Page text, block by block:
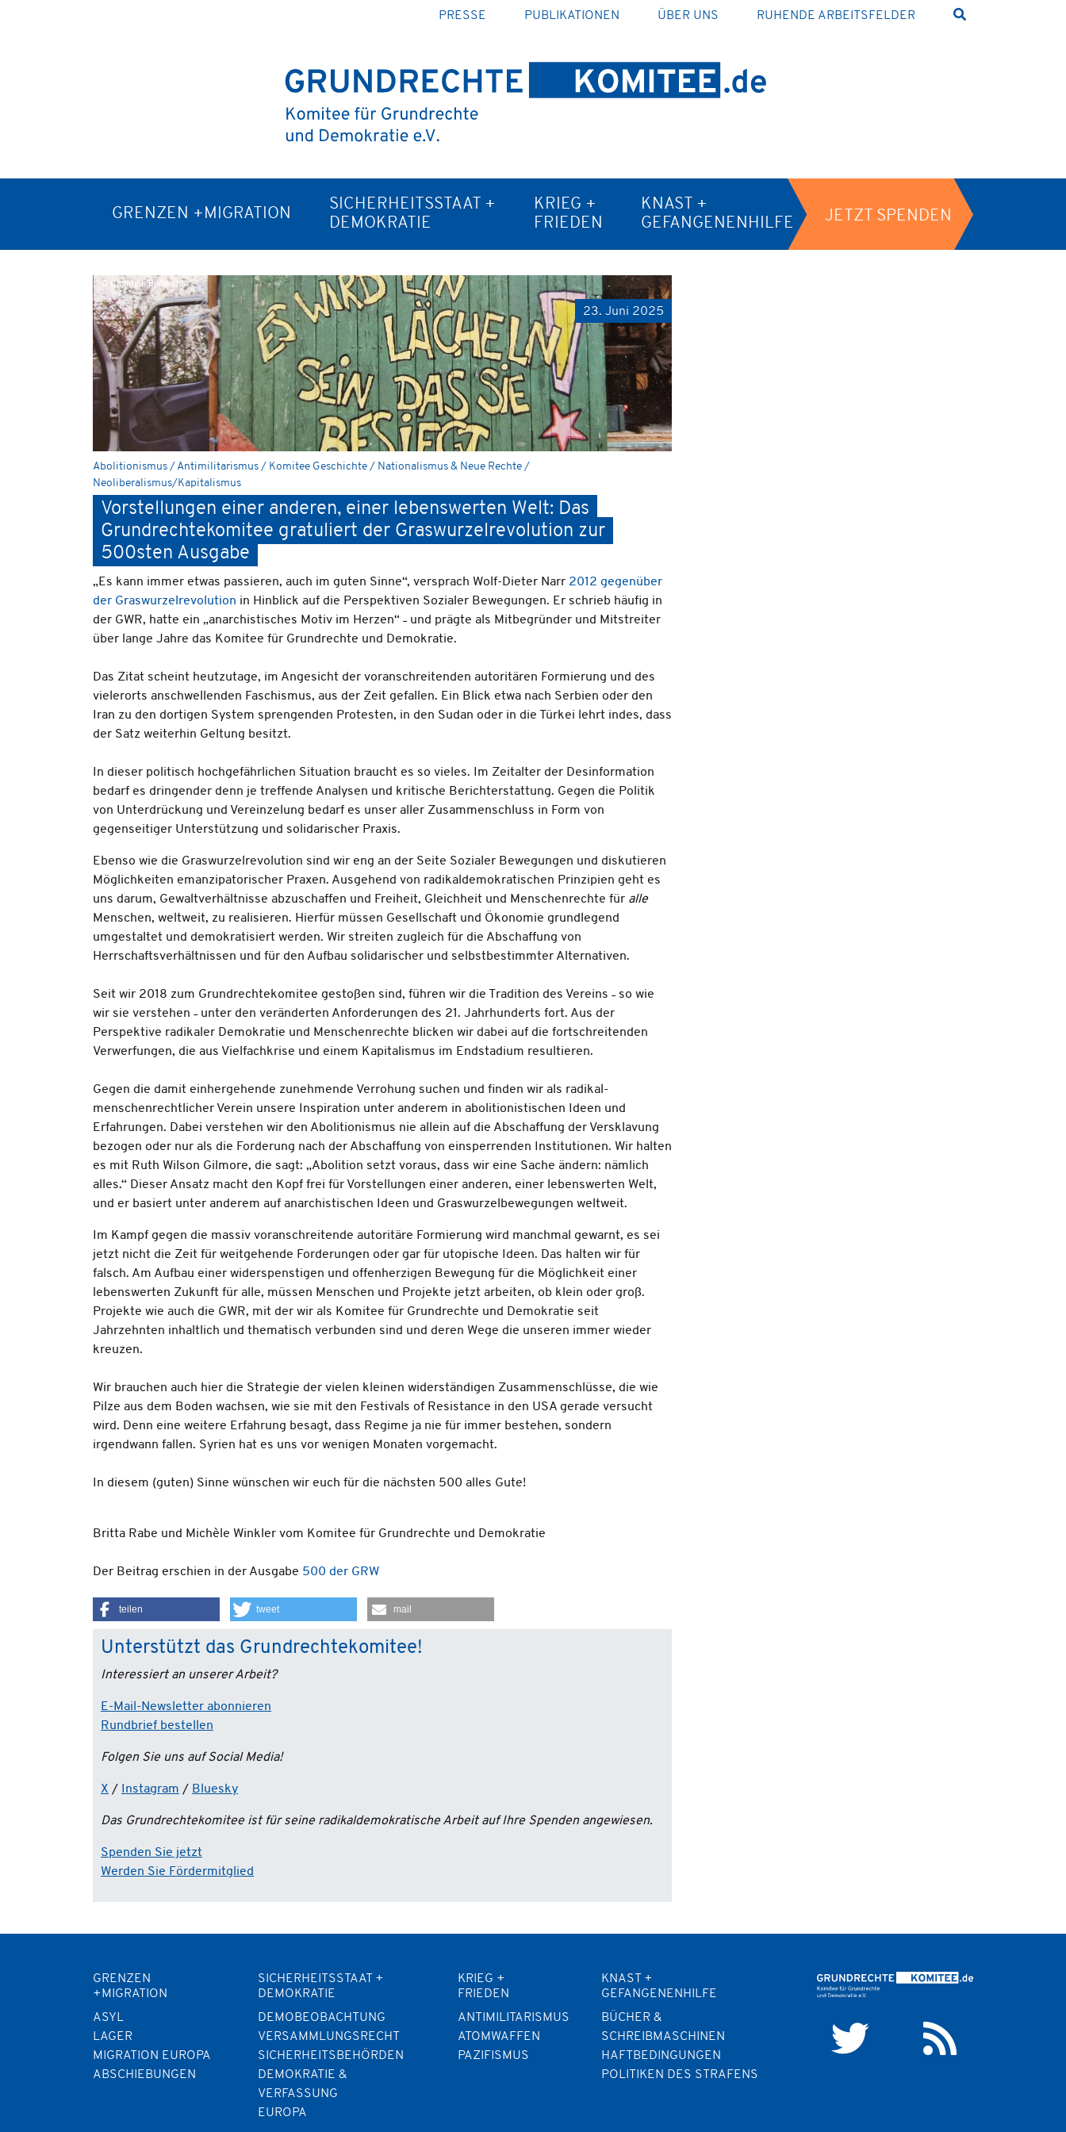
PRESSE PUBLIKATIONEN ÜBER UNS RUHENDE ARBEITSFELDER
GRENZEN +MIGRATION
SICHERHEITSSTAAT +
DEMOKRATIE
KRIEG +
FRIEDEN
KNAST +
GEFANGENENHILFE
JETZT SPENDEN
23. Juni 2025
© Umbruch Bildarchiv
Abolitionismus / Antimilitarismus / Komitee Geschichte / Nationalismus & Neue Rechte /
Neoliberalismus/Kapitalismus
Vorstellungen einer anderen, einer lebenswerten Welt: Das
Grundrechtekomitee gratuliert der Graswurzelrevolution zur
500sten Ausgabe
„Es kann immer etwas passieren, auch im guten Sinne“, versprach Wolf-Dieter Narr 2012 gegenüber
der Graswurzelrevolution in Hinblick auf die Perspektiven Sozialer Bewegungen. Er schrieb häufig in
der GWR, hatte ein „anarchistisches Motiv im Herzen“ ˗ und prägte als Mitbegründer und Mitstreiter
über lange Jahre das Komitee für Grundrechte und Demokratie.
Das Zitat scheint heutzutage, im Angesicht der voranschreitenden autoritären Formierung und des
vielerorts anschwellenden Faschismus, aus der Zeit gefallen. Ein Blick etwa nach Serbien oder den
Iran zu den dortigen System sprengenden Protesten, in den Sudan oder in die Türkei lehrt indes, dass
der Satz weiterhin Geltung besitzt.
In dieser politisch hochgefährlichen Situation braucht es so vieles. Im Zeitalter der Desinformation
bedarf es dringender denn je treffende Analysen und kritische Berichterstattung. Gegen die Politik
von Unterdrückung und Vereinzelung bedarf es unser aller Zusammenschluss in Form von
gegenseitiger Unterstützung und solidarischer Praxis.
Ebenso wie die Graswurzelrevolution sind wir eng an der Seite Sozialer Bewegungen und diskutieren
Möglichkeiten emanzipatorischer Praxen. Ausgehend von radikaldemokratischen Prinzipien geht es
uns darum, Gewaltverhältnisse abzuschaffen und Freiheit, Gleichheit und Menschenrechte für alle
Menschen, weltweit, zu realisieren. Hierfür müssen Gesellschaft und Ökonomie grundlegend
umgestaltet und demokratisiert werden. Wir streiten zugleich für die Abschaffung von
Herrschaftsverhältnissen und für den Aufbau solidarischer und selbstbestimmter Alternativen.
Seit wir 2018 zum Grundrechtekomitee gestoßen sind, führen wir die Tradition des Vereins ˗ so wie
wir sie verstehen ˗ unter den veränderten Anforderungen des 21. Jahrhunderts fort. Aus der
Perspektive radikaler Demokratie und Menschenrechte blicken wir dabei auf die fortschreitenden
Verwerfungen, die aus Vielfachkrise und einem Kapitalismus im Endstadium resultieren.
Gegen die damit einhergehende zunehmende Verrohung suchen und finden wir als radikal-
menschenrechtlicher Verein unsere Inspiration unter anderem in abolitionistischen Ideen und
Erfahrungen. Dabei verstehen wir den Abolitionismus nie allein auf die Abschaffung der Versklavung
bezogen oder nur als die Forderung nach der Abschaffung von einsperrenden Institutionen. Wir halten
es mit Ruth Wilson Gilmore, die sagt: „Abolition setzt voraus, dass wir eine Sache ändern: nämlich
alles.“ Dieser Ansatz macht den Kopf frei für Vorstellungen einer anderen, einer lebenswerten Welt,
und er basiert unter anderem auf anarchistischen Ideen und Graswurzelbewegungen weltweit.
Im Kampf gegen die massiv voranschreitende autoritäre Formierung wird manchmal gewarnt, es sei
jetzt nicht die Zeit für weitgehende Forderungen oder gar für utopische Ideen. Das halten wir für
falsch. Am Aufbau einer widerspenstigen und offenherzigen Bewegung für die Möglichkeit einer
lebenswerten Zukunft für alle, müssen Menschen und Projekte jetzt arbeiten, ob klein oder groß.
Projekte wie auch die GWR, mit der wir als Komitee für Grundrechte und Demokratie seit
Jahrzehnten inhaltlich und thematisch verbunden sind und deren Wege die unseren immer wieder
kreuzen.
Wir brauchen auch hier die Strategie der vielen kleinen widerständigen Zusammenschlüsse, die wie
Pilze aus dem Boden wachsen, wie sie mit den Festivals of Resistance in den USA gerade versucht
wird. Denn eine weitere Erfahrung besagt, dass Regime ja nie für immer bestehen, sondern
irgendwann fallen. Syrien hat es uns vor wenigen Monaten vorgemacht.
In diesem (guten) Sinne wünschen wir euch für die nächsten 500 alles Gute!
Britta Rabe und Michèle Winkler vom Komitee für Grundrechte und Demokratie
Der Beitrag erschien in der Ausgabe 500 der GRW
teilen tweet mail
Unterstützt das Grundrechtekomitee!
Interessiert an unserer Arbeit?
E-Mail-Newsletter abonnieren
Rundbrief bestellen
Folgen Sie uns auf Social Media!
X / Instagram / Bluesky
Das Grundrechtekomitee ist für seine radikaldemokratische Arbeit auf Ihre Spenden angewiesen.
Spenden Sie jetzt
Werden Sie Fördermitglied
GRENZEN
+MIGRATION
ASYL
LAGER
MIGRATION EUROPA
ABSCHIEBUNGEN
SICHERHEITSSTAAT +
DEMOKRATIE
DEMOBEOBACHTUNG
VERSAMMLUNGSRECHT
SICHERHEITSBEHÖRDEN
DEMOKRATIE &
VERFASSUNG
EUROPA
KRIEG +
FRIEDEN
ANTIMILITARISMUS
ATOMWAFFEN
PAZIFISMUS
KNAST +
GEFANGENENHILFE
BÜCHER &
SCHREIBMASCHINEN
HAFTBEDINGUNGEN
POLITIKEN DES STRAFENS